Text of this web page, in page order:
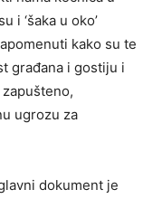
i ‘šaka u oko’
kako su te
građana i gostiju i
ugrozu za
dokument je